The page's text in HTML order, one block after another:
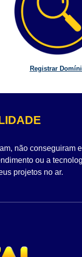
Registrar
não conseguiram
ou a
projetos no ar.